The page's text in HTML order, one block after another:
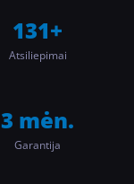
131+
Atsiliepimai
3 mėn.
Garantija